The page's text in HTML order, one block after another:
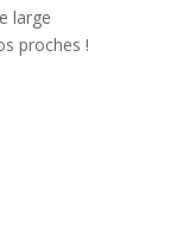
large
proches !